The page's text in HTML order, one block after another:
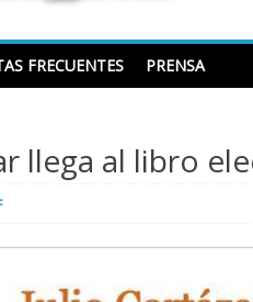
FRECUENTES PRENSA
llega al libro